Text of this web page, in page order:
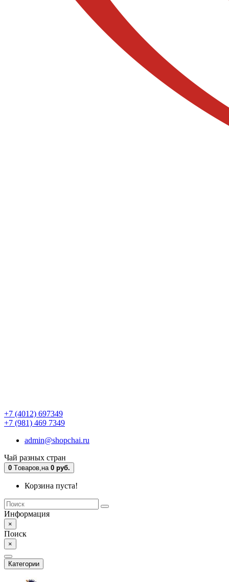
+7 (4012) 697349
+7 (981) 469 7349
admin@shopchai.ru
Чай разных стран
0 Tоваров,на 0 руб.
Корзина пуста!
Информация
×
Поиск
×
Категории